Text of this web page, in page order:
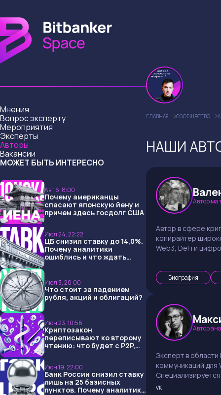
Мнения
Вопрос эксперту
Мероприятия
Эксперты
Авторы
Вакансии
МОЖЕТ БЫТЬ ИНТЕРЕСНО
Авг 6, 8:00
Почему американцы
спасают японскую йену и
причем здесь госдолг США
Июл 24, 22:22
ЦБ снизил ставку до 14,0%.
Почему аналитики
ошиблись и что ждать
Июл 3, 20:00
Что стоит за падением
рубля, акций и облигаций?
Июн 23, 10:58
Криптозакон
переписывают ко второму
чтению: что будет с P2P,
Июн 19, 22:00
Банк России снизил ставку
лишь на 25 базисных
пунктов. Почему аналитики
ГЛАВНАЯ СООБЩЕСТВО
НАШИ
Автор
Автор в сфере
копирайтер
Web3, DeFi и
Биография
Автор
Эксперт в области
коммуникаций для
инновационных
VK